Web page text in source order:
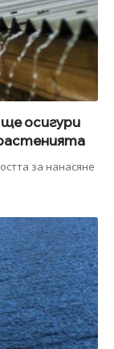
осигури
за нанасяне